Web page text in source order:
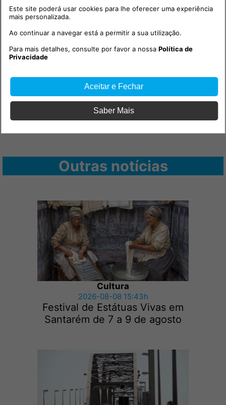
Outras notícias
Cultura
2026-08-08 15:43h
Festival de Estátuas Vivas em
Santarém de 7 a 9 de agosto
Este site poderá usar cookies para lhe oferecer uma experiência
mais personalizada.
Ao continuar a navegar está a permitir a sua utilização.
Para mais detalhes, consulte por favor a nossaPolítica de
Privacidade
Aceitar e Fechar
Saber Mais